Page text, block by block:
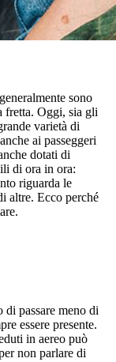
sono
fretta. Oggi, sia gli
varietà di
ai passeggeri
dotati di
di ora in ora:
riguarda le
altre. Ecco perché
passare meno di
essere presente.
in aereo può
non parlare di